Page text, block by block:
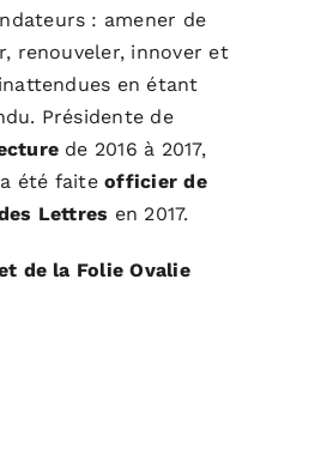
: amener de
renouveler, innover et
en étant
Présidente de
de 2016 à 2017,
a été faiteofficier de
Lettres en 2017.
de la Folie Ovalie